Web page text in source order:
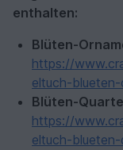
enthalten:
Blüten-
https://
eltuch-
Blüten-
https://
eltuch-